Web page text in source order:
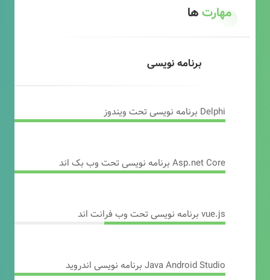
مهارتها
برنامه نویسی
Delphi برنامه نویسی تحت ویندوز
Asp.net Core برنامه نویسی تحت وب بک اند
vue.js برنامه نویسی تحت وب فرانت اند
Java Android Studio برنامه نویسی اندروید